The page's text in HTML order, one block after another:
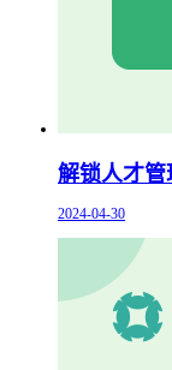
解锁人才
2024-04-30